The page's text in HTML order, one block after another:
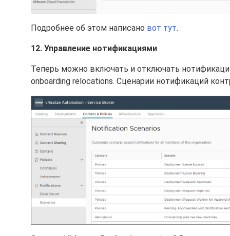
Подробнее об этом написано вот тут.
12. Управление нотификациями
Теперь можно включать и отключать
onboarding relocations. Сценарии нотификаций